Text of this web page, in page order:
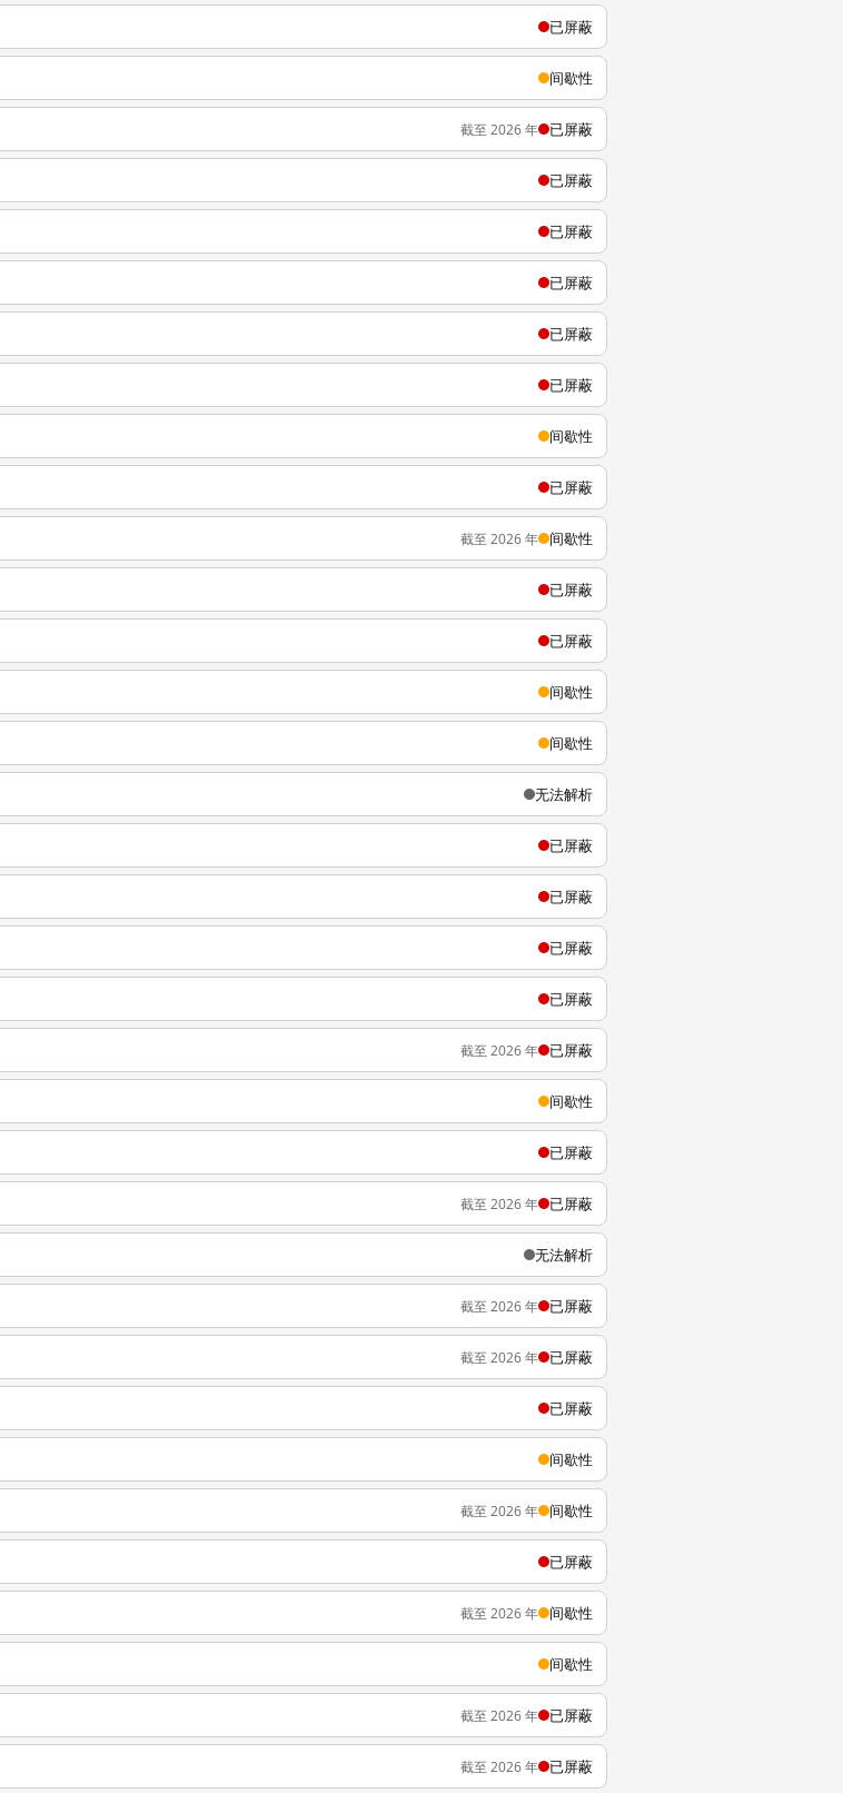
已屏蔽
间歇性
截至 2026 年 已屏蔽
已屏蔽
已屏蔽
已屏蔽
已屏蔽
已屏蔽
间歇性
已屏蔽
截至 2026 年 间歇性
已屏蔽
已屏蔽
间歇性
间歇性
无法解析
已屏蔽
已屏蔽
已屏蔽
已屏蔽
截至 2026 年 已屏蔽
间歇性
已屏蔽
截至 2026 年 已屏蔽
无法解析
截至 2026 年 已屏蔽
截至 2026 年 已屏蔽
已屏蔽
间歇性
截至 2026 年 间歇性
已屏蔽
截至 2026 年 间歇性
间歇性
截至 2026 年 已屏蔽
截至 2026 年 已屏蔽